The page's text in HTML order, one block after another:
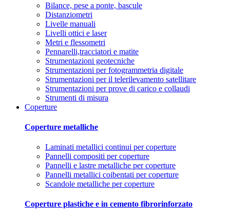
Bilance, pese a ponte, bascule
Distanziometri
Livelle manuali
Livelli ottici e laser
Metri e flessometri
Pennarelli,tracciatori e matite
Strumentazioni geotecniche
Strumentazioni per fotogrammetria digitale
Strumentazioni per il telerilevamento satellitare
Strumentazioni per prove di carico e collaudi
Strumenti di misura
Coperture
Coperture metalliche
Laminati metallici continui per coperture
Pannelli compositi per coperture
Pannelli e lastre metalliche per coperture
Pannelli metallici coibentati per coperture
Scandole metalliche per coperture
Coperture plastiche e in cemento fibrorinforzato